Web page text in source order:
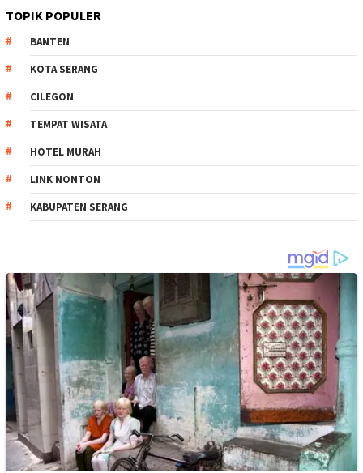
TOPIK POPULER
BANTEN
KOTA SERANG
CILEGON
TEMPAT WISATA
HOTEL MURAH
LINK NONTON
KABUPATEN SERANG